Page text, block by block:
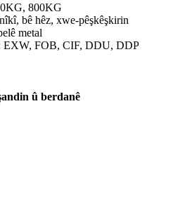
800KG
bê hêz, xwe-pêşkêşkirin
metal
EXW, FOB, CIF, DDU, DDP
û berdanê